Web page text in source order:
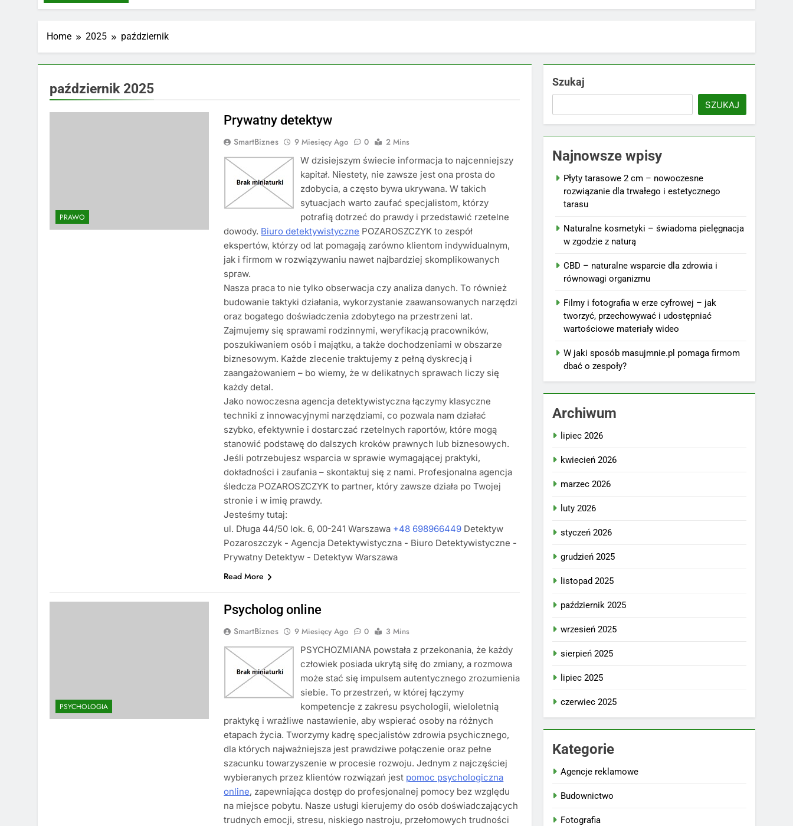
Home 2025 październik
październik 2025
PRAWO
Prywatny detektyw
SmartBiznes 9 Miesięcy Ago 0
2 Mins
W dzisiejszym świecie informacja to najcenniejszy
kapitał. Niestety, nie zawsze jest ona prosta do
zdobycia, a często bywa ukrywana. W takich
sytuacjach warto zaufać specjalistom, którzy
potrafią dotrzeć do prawdy i przedstawić rzetelne
dowody. Biuro detektywistyczne POZAROSZCZYK to zespół
ekspertów, którzy od lat pomagają zarówno klientom indywidualnym,
jak i firmom w rozwiązywaniu nawet najbardziej skomplikowanych
spraw.
Nasza praca to nie tylko obserwacja czy analiza danych. To również
budowanie taktyki działania, wykorzystanie zaawansowanych narzędzi
oraz bogatego doświadczenia zdobytego na przestrzeni lat.
Zajmujemy się sprawami rodzinnymi, weryfikacją pracowników,
poszukiwaniem osób i majątku, a także dochodzeniami w obszarze
biznesowym. Każde zlecenie traktujemy z pełną dyskrecją i
zaangażowaniem – bo wiemy, że w delikatnych sprawach liczy się
każdy detal.
Jako nowoczesna agencja detektywistyczna łączymy klasyczne
techniki z innowacyjnymi narzędziami, co pozwala nam działać
szybko, efektywnie i dostarczać rzetelnych raportów, które mogą
stanowić podstawę do dalszych kroków prawnych lub biznesowych.
Jeśli potrzebujesz wsparcia w sprawie wymagającej praktyki,
dokładności i zaufania – skontaktuj się z nami. Profesjonalna agencja
śledcza POZAROSZCZYK to partner, który zawsze działa po Twojej
stronie i w imię prawdy.
Jesteśmy tutaj:
ul. Długa 44/50 lok. 6, 00-241 Warszawa +48 698966449 Detektyw
Pozaroszczyk - Agencja Detektywistyczna - Biuro Detektywistyczne -
Prywatny Detektyw - Detektyw Warszawa
Read More
PSYCHOLOGIA
Psycholog online
SmartBiznes 9 Miesięcy Ago 0
3 Mins
PSYCHOZMIANA powstała z przekonania, że każdy
człowiek posiada ukrytą siłę do zmiany, a rozmowa
może stać się impulsem autentycznego zrozumienia
siebie. To przestrzeń, w której łączymy
kompetencje z zakresu psychologii, wieloletnią
praktykę i wrażliwe nastawienie, aby wspierać osoby na różnych
etapach życia. Tworzymy kadrę specjalistów zdrowia psychicznego,
dla których najważniejsza jest prawdziwe połączenie oraz pełne
szacunku towarzyszenie w procesie rozwoju. Jednym z najczęściej
wybieranych przez klientów rozwiązań jest pomoc psychologiczna
online, zapewniająca dostęp do profesjonalnej pomocy bez względu
na miejsce pobytu. Nasze usługi kierujemy do osób doświadczających
trudnych emocji, stresu, niskiego nastroju, przełomowych trudności
Szukaj
SZUKAJ
Najnowsze wpisy
Płyty tarasowe 2 cm – nowoczesne
rozwiązanie dla trwałego i estetycznego
tarasu
Naturalne kosmetyki – świadoma pielęgnacja
w zgodzie z naturą
CBD – naturalne wsparcie dla zdrowia i
równowagi organizmu
Filmy i fotografia w erze cyfrowej – jak
tworzyć, przechowywać i udostępniać
wartościowe materiały wideo
W jaki sposób masujmnie.pl pomaga firmom
dbać o zespoły?
Archiwum
lipiec 2026
kwiecień 2026
marzec 2026
luty 2026
styczeń 2026
grudzień 2025
listopad 2025
październik 2025
wrzesień 2025
sierpień 2025
lipiec 2025
czerwiec 2025
Kategorie
Agencje reklamowe
Budownictwo
Fotografia